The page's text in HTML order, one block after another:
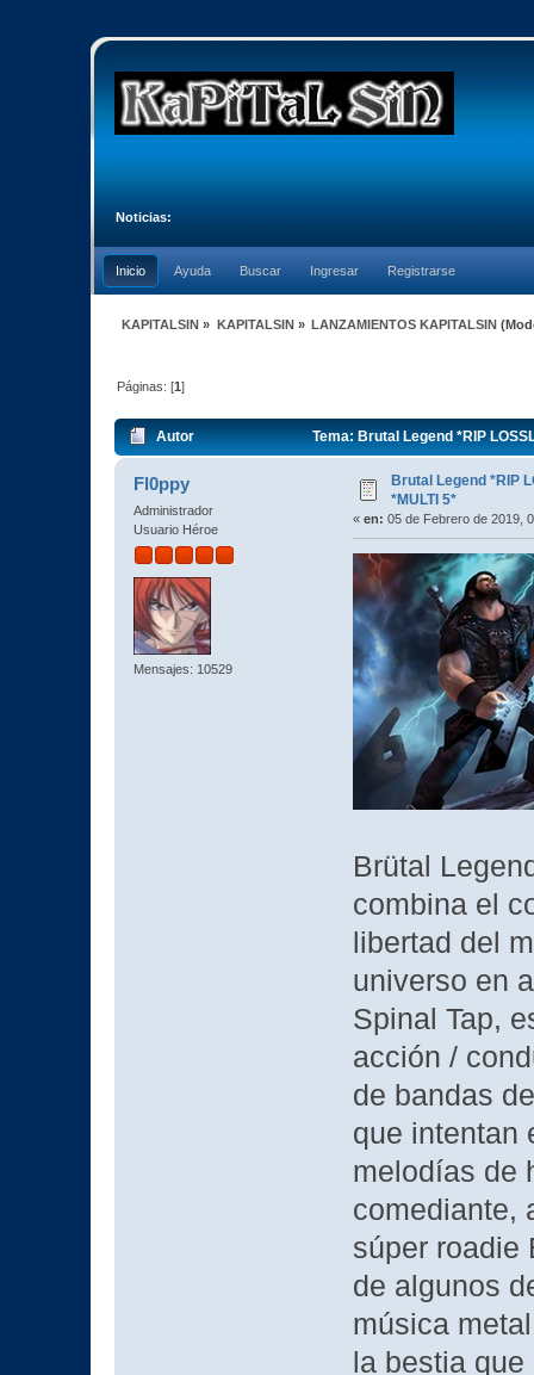
Noticias:
Inicio Ayuda Buscar Ingresar Registrarse
KAPITALSIN » KAPITALSIN» LANZAMIENTOS KAPITALSIN
Páginas: [1]
Autor Tema: Brutal Legend *RIP
Fl0ppy
Administrador
Usuario Héroe
Mensajes: 10529
Brutal Legend *RIP
*MULTI 5*
« en: 05 de Febrero de 2019,
Brütal
combina el
libertad del
universo en
Spinal Tap,
acción /
de bandas
que intentan
melodías de
comediante,
súper roadie
de algunos
música
la bestia